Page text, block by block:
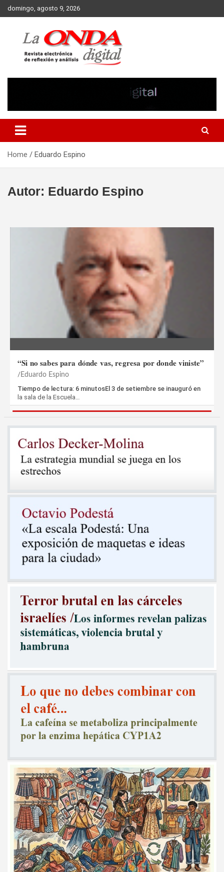
Skip
to
domingo, agosto 9, 2026
Home Eduardo Espino
Autor: Eduardo Espino
“Si no sabes para dónde vas, regresa por donde viniste”
Eduardo Espino
Tiempo de lectura: 6 minutosEl 3 de setiembre se inauguró en
la sala de la Escuela…